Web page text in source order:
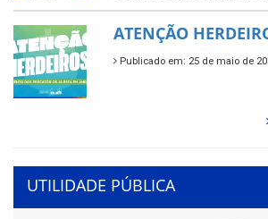
ATENÇÃO
Publicado em: 25 de maio de
UTILIDADE PÚBLICA